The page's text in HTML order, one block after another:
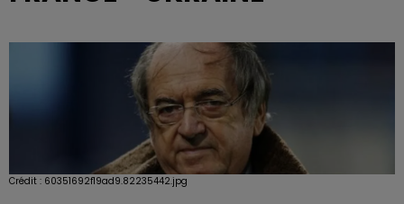
Crédit : 60351692f19ad9.82235442.jpg